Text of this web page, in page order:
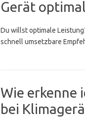
Gerät
Du willst optimale
schnell umsetzbare
Wie erkenne
bei